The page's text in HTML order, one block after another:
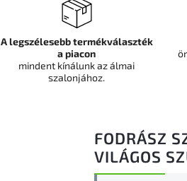
FODRÁSZ
VILÁGOS
A legszélesebb termékválaszték
a piacon
mindent kínálunk az álmai
szalonjához.